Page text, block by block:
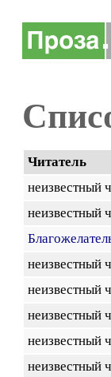
Читатель
неизвестный
неизвестный
неизвестный
неизвестный
неизвестный
неизвестный
неизвестный